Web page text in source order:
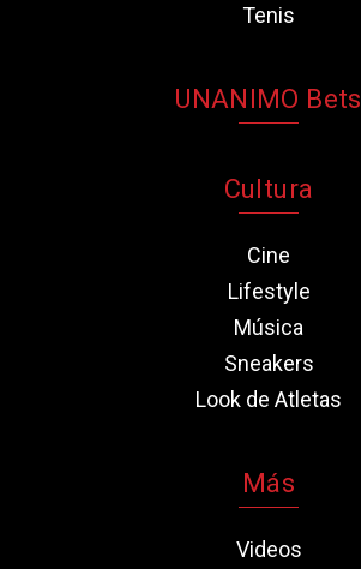
Tenis
UNANIMO Bets
Cultura
Cine
Lifestyle
Música
Sneakers
Look de Atletas
Más
Videos